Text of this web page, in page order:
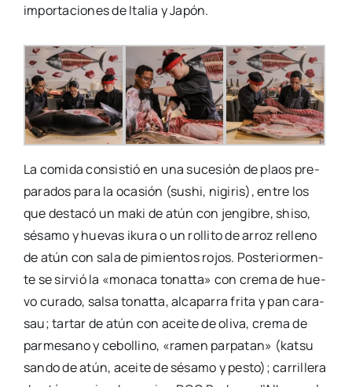
impor­ta­cio­nes de Ita­lia y Japón.
La comi­da con­sis­tió en una suce­sión de plaos pre­
pa­ra­dos para la oca­sión (sushi, nigi­ris), entre los
que des­ta­có un maki de atún con jen­gi­bre, shi­so,
sésa­mo y hue­vas iku­ra o un rolli­to de arroz relleno
de atún con sala de pimien­tos rojos. Pos­te­rior­men­
te se sir­vió la «mona­ca tonat­ta» con cre­ma de hue­
vo cura­do, sal­sa tonat­ta, alca­pa­rra fri­ta y pan cara­
sau; tar­tar de atún con acei­te de oli­va, cre­ma de
par­me­sano y cebo­llino, «ramen par­pa­tan» (katsu
san­do de atún, acei­te de sésa­mo y pes­to); carri­lle­ra